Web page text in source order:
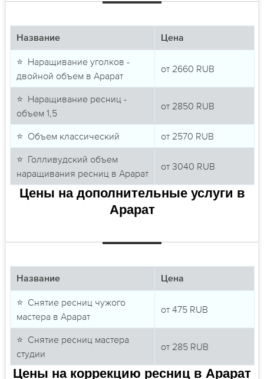
Название Цена
⭐ Наращивание уголков -
двойной объем в Арарат
от 2660 RUB
⭐ Наращивание ресниц -
объем 1,5
от 2850 RUB
⭐ Объем классический от 2570 RUB
⭐ Голливудский объем
наращивания ресниц в Арарат
от 3040 RUB
Цены на дополнительные услуги в
Арарат
Название Цена
⭐ Снятие ресниц чужого
мастера в Арарат
от 475 RUB
⭐ Снятие ресниц мастера
студии
от 285 RUB
Цены на коррекцию ресниц в Арарат